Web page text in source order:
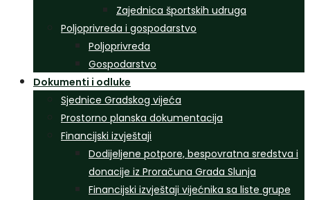
Zajednica športskih udruga
Poljoprivreda i gospodarstvo
Poljoprivreda
Gospodarstvo
Dokumenti i odluke
Sjednice Gradskog vijeća
Prostorno planska dokumentacija
Financijski izvještaji
Dodijeljene potpore, bespovratna sredstva i
donacije iz Proračuna Grada Slunja
Financijski izvještaji vijećnika sa liste grupe